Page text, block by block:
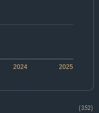
2024 2025
(352)